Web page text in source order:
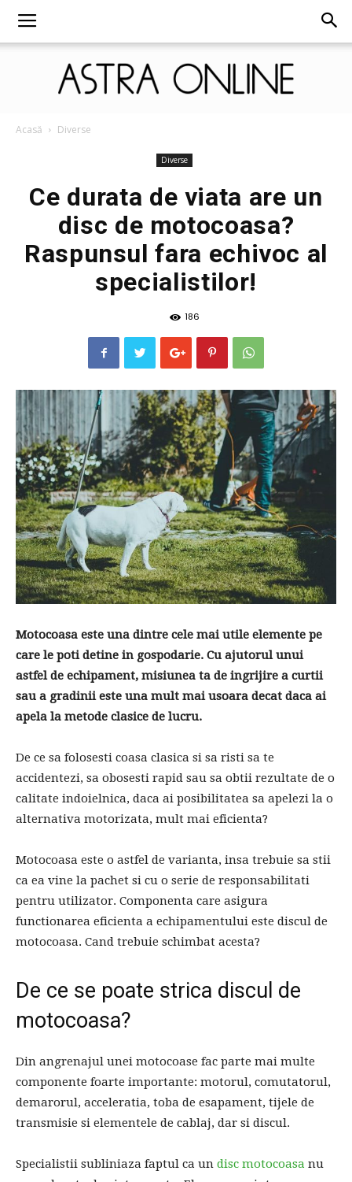
Online
Acasă Diverse
Diverse
Ce durata de viata are un
disc de motocoasa?
Raspunsul fara echivoc al
specialistilor!
186
Motocoasa este una dintre cele mai utile elemente pe
care le poti detine in gospodarie. Cu ajutorul unui
astfel de echipament, misiunea ta de ingrijire a curtii
sau a gradinii este una mult mai usoara decat daca ai
apela la metode clasice de lucru.
De ce sa folosesti coasa clasica si sa risti sa te
accidentezi, sa obosesti rapid sau sa obtii rezultate de o
calitate indoielnica, daca ai posibilitatea sa apelezi la o
alternativa motorizata, mult mai eficienta?
Motocoasa este o astfel de varianta, insa trebuie sa stii
ca ea vine la pachet si cu o serie de responsabilitati
pentru utilizator. Componenta care asigura
functionarea eficienta a echipamentului este discul de
motocoasa. Cand trebuie schimbat acesta?
De ce se poate strica discul de
motocoasa?
Din angrenajul unei motocoase fac parte mai multe
componente foarte importante: motorul, comutatorul,
demarorul, acceleratia, toba de esapament, tijele de
transmisie si elementele de cablaj, dar si discul.
Specialistii subliniaza faptul ca un disc motocoasa nu